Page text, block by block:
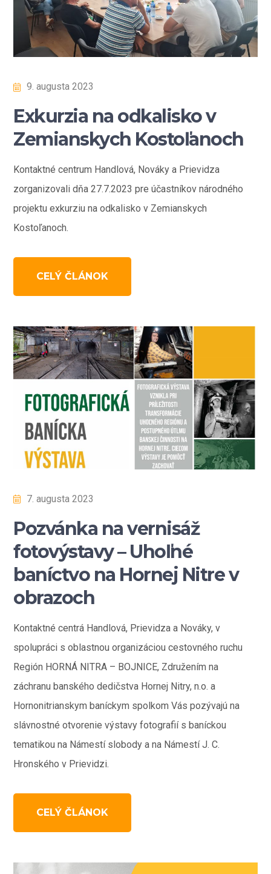
9. augusta 2023
Exkurzia na odkalisko v
Zemianskych Kostoľanoch
Kontaktné centrum Handlová, Nováky a Prievidza
zorganizovali dňa 27.7.2023 pre účastníkov národného
projektu exkurziu na odkalisko v Zemianskych
Kostoľanoch.
CELÝ ČLÁNOK
7. augusta 2023
Pozvánka na vernisáž
fotovýstavy – Uhoľné
baníctvo na Hornej Nitre v
obrazoch
Kontaktné centrá Handlová, Prievidza a Nováky, v
spolupráci s oblastnou organizáciou cestovného ruchu
Región HORNÁ NITRA – BOJNICE, Združením na
záchranu banského dedičstva Hornej Nitry, n.o. a
Hornonitrianskym baníckym spolkom Vás pozývajú na
slávnostné otvorenie výstavy fotografií s baníckou
tematikou na Námestí slobody a na Námestí J. C.
Hronského v Prievidzi.
CELÝ ČLÁNOK